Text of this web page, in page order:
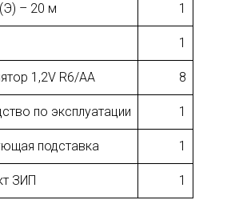
– 20 м 1
1
1,2V R6/АА 8
по эксплуатации 1
подставка 1
ЗИП 1